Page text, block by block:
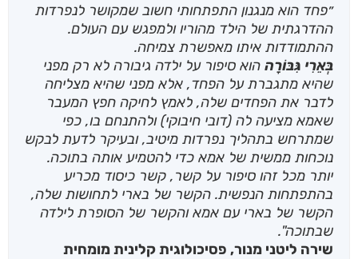
״פחד הוא מנגנון התפתחותי חשוב שמקושר לנפרדות
ההדרגתית של הילד מהוריו ולמפגש עם העולם.
ההתמודדות איתו מאפשרת צמיחה.
בְּאֵרִי גִּבּוֹרָה הוא סיפור על ילדה גיבורה לא רק מפני
שהיא מתגברת על הפחד, אלא מפני שהיא מצליחה
לדבר את הפחדים שלה, לאמץ לחיקה חפץ המעבר
שאמא מציעה לה (דובי חיבוקי) ולהתנחם בו, כפי
שמתרחש בתהליך נפרדות מיטיב, ובעיקר לדעת לבקש
נוכחות ממשית של אמא כדי להטמיע אותה בתוכה.
יותר מכל זהו סיפור על קשר, קשר כיסוד מכריע
בהתפתחות הנפשית. הקשר של בארי לתחושות שלה,
הקשר של בארי עם אמא והקשר של הסופרת לילדה
שבתוכה".
שירה ליטני מנור, פסיכולוגית קלינית מומחית